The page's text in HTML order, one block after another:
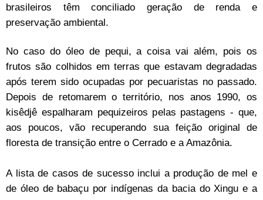
brasileiros têm conciliado geração de renda e
preservação ambiental.
No caso do óleo de pequi, a coisa vai além, pois os
frutos são colhidos em terras que estavam degradadas
após terem sido ocupadas por pecuaristas no passado.
Depois de retomarem o território, nos anos 1990, os
kisêdjê espalharam pequizeiros pelas pastagens - que,
aos poucos, vão recuperando sua feição original de
floresta de transição entre o Cerrado e a Amazônia.
A lista de casos de sucesso inclui a produção de mel e
de óleo de babaçu por indígenas da bacia do Xingu e a